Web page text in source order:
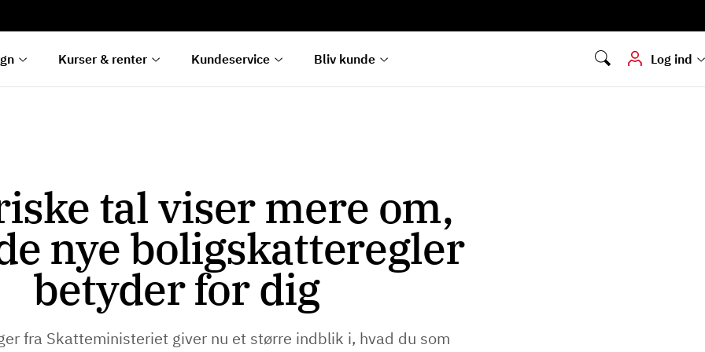
Kurser & renter Kundeservice Bliv kunde Log ind
Hvis du skal
dokumenter digitalt
tal viser mere om,
nye boligskatteregler
betyder for dig
fra Skatteministeriet giver nu et større indblik i, hvad du som